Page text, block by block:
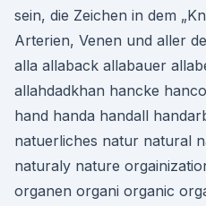
sein, die Zeichen in dem
Arterien, Venen und aller
alla allaback allabauer
allahdadkhan hancke
hand handa handall
natuerliches natur natural
naturaly nature
organen organi organic